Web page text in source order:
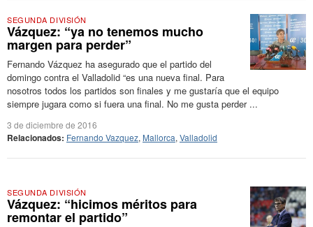
SEGUNDA DIVISIÓN
Vázquez: “ya no tenemos mucho
margen para perder”
Fernando Vázquez ha asegurado que el partido del
domingo contra el Valladolid “es una nueva final. Para
nosotros todos los partidos son finales y me gustaría que el equipo
siempre jugara como si fuera una final. No me gusta perder ...
3 de diciembre de 2016
Relacionados: Fernando Vazquez, Mallorca, Valladolid
SEGUNDA DIVISIÓN
Vázquez: “hicimos méritos para
remontar el partido”